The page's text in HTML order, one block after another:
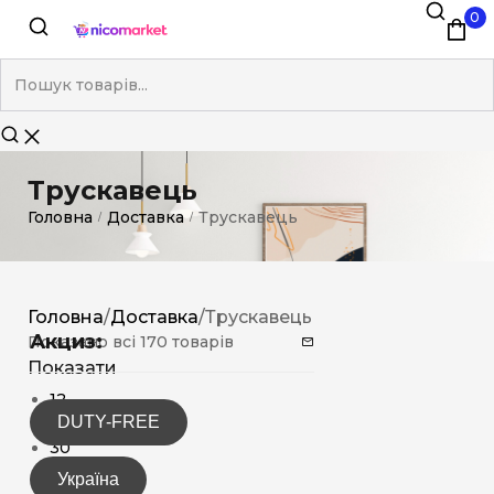
0
Трускавець
Головна / Доставка / Трускавець
Акциз:
DUTY-FREE
Україна
Головна/Доставка/Трускавець
Показано всі 170 товарів
Показати
12
15
30